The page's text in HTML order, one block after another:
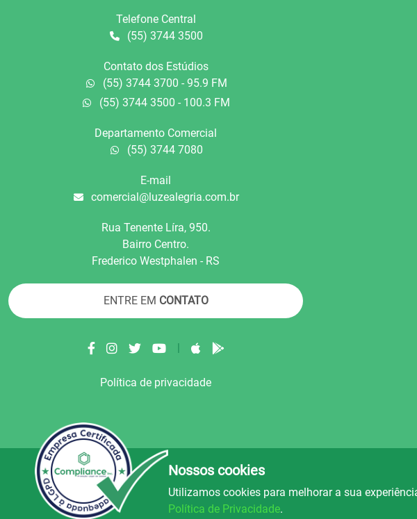
Telefone Central
(55) 3744 3500
Contato dos Estúdios
(55) 3744 3700 - 95.9 FM
(55) 3744 3500 - 100.3 FM
Departamento Comercial
(55) 3744 7080
E-mail
comercial@luzealegria.com.br
Rua Tenente Líra, 950.
Bairro Centro.
Frederico Westphalen - RS
ENTRE EM CONTATO
Política de privacidade
© Copyright 2022.LA+.Todos os direitos reservados.
e Alegria FM 106.5 Rádio Avenida 89.9 Rádio Fortaleza
Nossos cookies
Utilizamos cookies para melhorar a sua
Política de Privacidade.